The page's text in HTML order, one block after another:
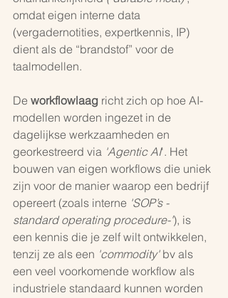
omdat eigen interne data
(vergadernotities, expertkennis, IP)
dient als de “brandstof” voor de
taalmodellen.
De workflowlaag richt zich op hoe AI-
modellen worden ingezet in de
dagelijkse werkzaamheden en
georkestreerd via 'Agentic AI'. Het
bouwen van eigen workflows die uniek
zijn voor de manier waarop een bedrijf
opereert (zoals interne 'SOP’s -
standard operating procedure-'), is
een kennis die je zelf wilt ontwikkelen,
tenzij ze als een 'commodity' bv als
een veel voorkomende workflow als
industriele standaard kunnen worden